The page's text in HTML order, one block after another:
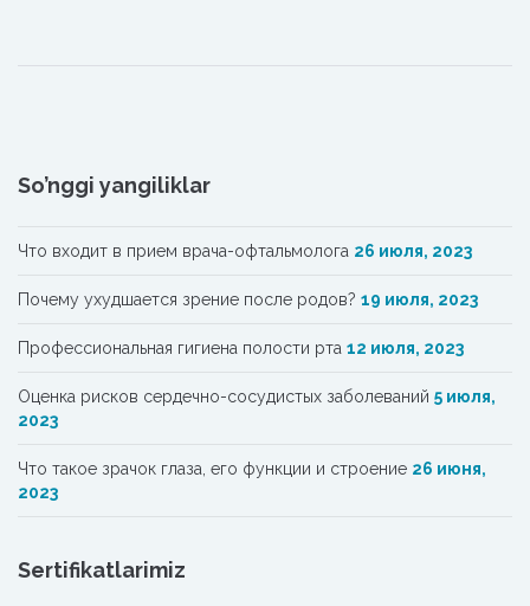
So’nggi yangiliklar
Что входит в прием врача-офтальмолога 26 июля, 2023
Почему ухудшается зрение после родов? 19 июля, 2023
Профессиональная гигиена полости рта 12 июля, 2023
Oценка рисков сердечно-сосудистых заболеваний 5 июля,
2023
Что такое зрачок глаза, его функции и строение 26 июня,
2023
Sertifikatlarimiz